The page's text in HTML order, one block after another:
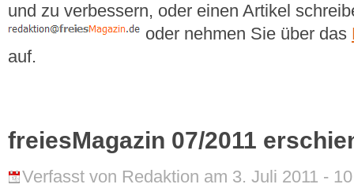
und zu verbessern, oder einen Artikel
oder nehmen Sie über das
auf.
freiesMagazin 07/2011
Verfasst von Redaktion am 3. Juli 2011 -